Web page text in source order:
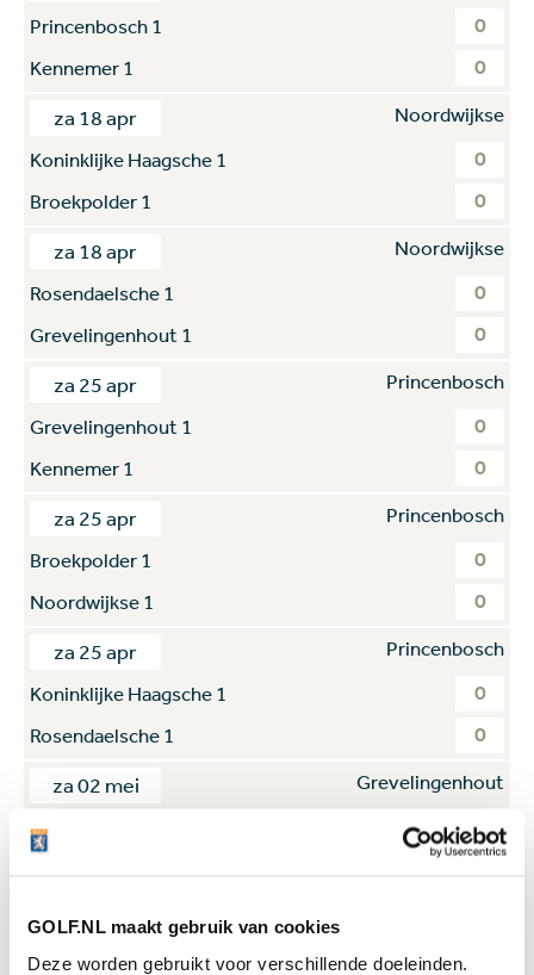
GOLF.NL maakt gebruik van cookies
Deze worden gebruikt voor verschillende doeleinden.
Princenbosch 1
0
Kennemer 1 0
za 18 apr
Noordwijkse
Koninklijke Haagsche 1
0
Broekpolder 1 0
za 18 apr
Noordwijkse
Rosendaelsche 1
0
Grevelingenhout 1 0
za 25 apr
Princenbosch
Grevelingenhout 1
0
Kennemer 1 0
za 25 apr
Princenbosch
Broekpolder 1
0
Noordwijkse 1 0
za 25 apr
Princenbosch
Koninklijke Haagsche 1
0
Rosendaelsche 1 0
za 02 mei
Grevelingenhout
Broekpolder 1
0
za 02 mei
Noordwijkse 1